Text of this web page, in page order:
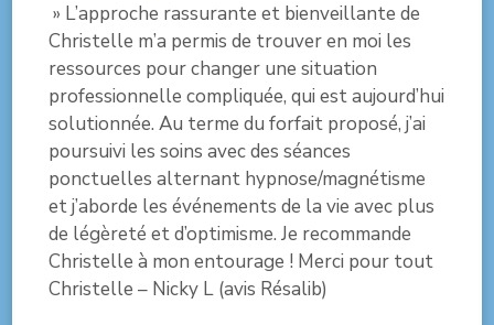
» L’approche rassurante et bienveillante de
Christelle m’a permis de trouver en moi les
ressources pour changer une situation
professionnelle compliquée, qui est aujourd’hui
solutionnée. Au terme du forfait proposé, j’ai
poursuivi les soins avec des séances
ponctuelles alternant hypnose/magnétisme
et j’aborde les événements de la vie avec plus
de légèreté et d’optimisme. Je recommande
Christelle à mon entourage ! Merci pour tout
Christelle – Nicky L (avis Résalib)